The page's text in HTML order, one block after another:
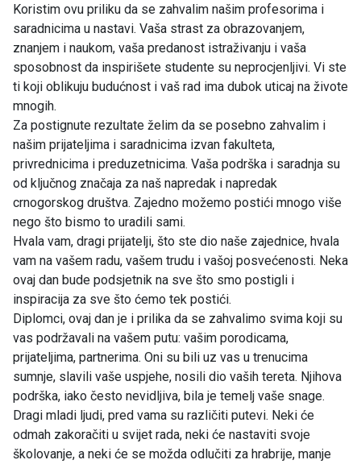
Koristim ovu priliku da se zahvalim našim profesorima i
saradnicima u nastavi. Vaša strast za obrazovanjem,
znanjem i naukom, vaša predanost istraživanju i vaša
sposobnost da inspirišete studente su neprocjenljivi. Vi ste
ti koji oblikuju budućnost i vaš rad ima dubok uticaj na živote
mnogih.
Za postignute rezultate želim da se posebno zahvalim i
našim prijateljima i saradnicima izvan fakulteta,
privrednicima i preduzetnicima. Vaša podrška i saradnja su
od ključnog značaja za naš napredak i napredak
crnogorskog društva. Zajedno možemo postići mnogo više
nego što bismo to uradili sami.
Hvala vam, dragi prijatelji, što ste dio naše zajednice, hvala
vam na vašem radu, vašem trudu i vašoj posvećenosti. Neka
ovaj dan bude podsjetnik na sve što smo postigli i
inspiracija za sve što ćemo tek postići.
Diplomci, ovaj dan je i prilika da se zahvalimo svima koji su
vas podržavali na vašem putu: vašim porodicama,
prijateljima, partnerima. Oni su bili uz vas u trenucima
sumnje, slavili vaše uspjehe, nosili dio vaših tereta. Njihova
podrška, iako često nevidljiva, bila je temelj vaše snage.
Dragi mladi ljudi, pred vama su različiti putevi. Neki će
odmah zakoračiti u svijet rada, neki će nastaviti svoje
školovanje, a neki će se možda odlučiti za hrabrije, manje